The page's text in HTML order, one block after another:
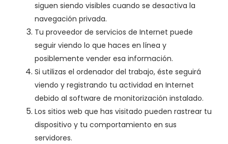
siguen siendo visibles cuando se desactiva la
navegación privada.
Tu proveedor de servicios de Internet puede
seguir viendo lo que haces en línea y
posiblemente vender esa información.
Si utilizas el ordenador del trabajo, éste seguirá
viendo y registrando tu actividad en Internet
debido al software de monitorización instalado.
Los sitios web que has visitado pueden rastrear tu
dispositivo y tu comportamiento en sus
servidores.